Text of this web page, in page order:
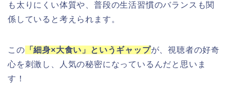
も太りにくい体質や、普段の生活習慣のバランスも関
係していると考えられます。
この 「細身×大食い」というギャップが、視聴者の好奇
心を刺激し、人気の秘密になっているんだと思いま
す！